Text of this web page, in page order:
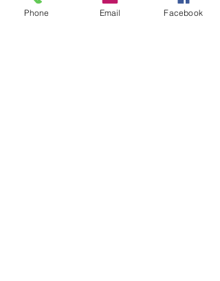
environs 1h15
Phone Email Facebook